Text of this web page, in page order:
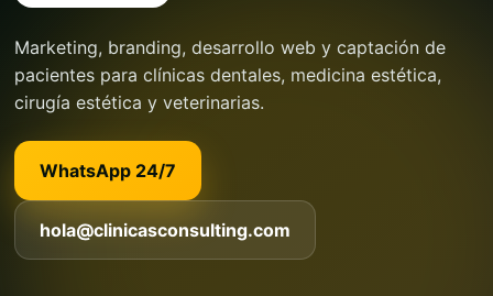
Marketing, branding, desarrollo web y captación de
pacientes para clínicas dentales, medicina estética,
cirugía estética y veterinarias.
WhatsApp 24/7
hola@clinicasconsulting.com